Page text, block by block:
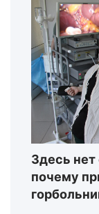
Здесь
почему